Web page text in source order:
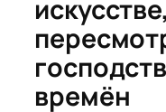
времён